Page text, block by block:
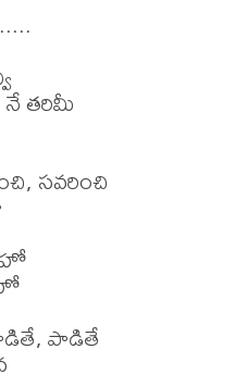
తరిమీ
సవరించి
పాడితే